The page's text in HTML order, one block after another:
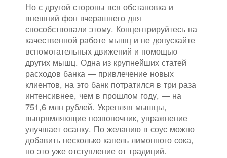
Но с другой стороны вся обстановка и
внешний фон вчерашнего дня
способствовали этому. Концентрируйтесь на
качественной работе мышц и не допускайте
вспомогательных движений и помощью
других мышц. Одна из крупнейших статей
расходов банка — привлечение новых
клиентов, на это банк потратился в три раза
интенсивнее, чем в прошлом году, — на
751,6 млн рублей. Укрепляя мышцы,
выпрямляющие позвоночник, упражнение
улучшает осанку. По желанию в соус можно
добавить несколько капель лимонного сока,
но это уже отступление от традиций.